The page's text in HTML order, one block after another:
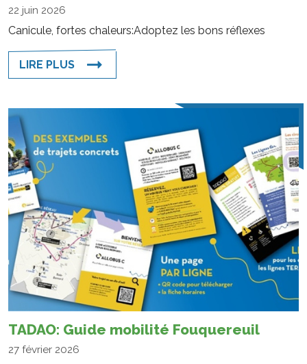
22 juin 2026
Canicule, fortes chaleurs:Adoptez les bons réflexes
LIRE PLUS
TADAO: Guide mobilité Fouquereuil
27 février 2026